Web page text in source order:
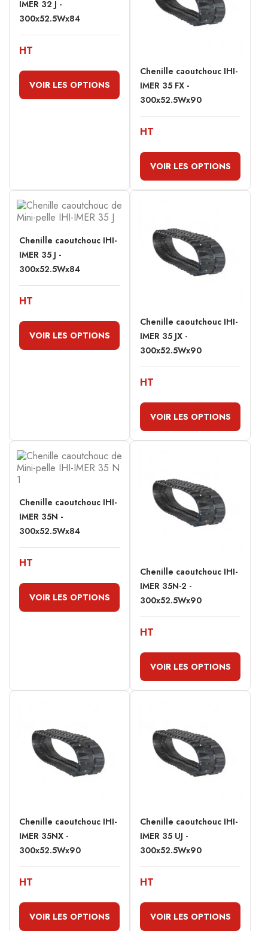
IMER 32 J -
300x52.5Wx84
HT
VOIR LES OPTIONS
Chenille caoutchouc IHI-
IMER 35 FX -
300x52.5Wx90
HT
VOIR LES OPTIONS
Chenille caoutchouc IHI-
IMER 35 J -
300x52.5Wx84
HT
VOIR LES OPTIONS
Chenille caoutchouc IHI-
IMER 35 JX -
300x52.5Wx90
HT
VOIR LES OPTIONS
Chenille caoutchouc IHI-
IMER 35N -
300x52.5Wx84
HT
VOIR LES OPTIONS
Chenille caoutchouc IHI-
IMER 35N-2 -
300x52.5Wx90
HT
VOIR LES OPTIONS
Chenille caoutchouc IHI-
IMER 35NX -
300x52.5Wx90
HT
VOIR LES OPTIONS
Chenille caoutchouc IHI-
IMER 35 UJ -
300x52.5Wx90
HT
VOIR LES OPTIONS